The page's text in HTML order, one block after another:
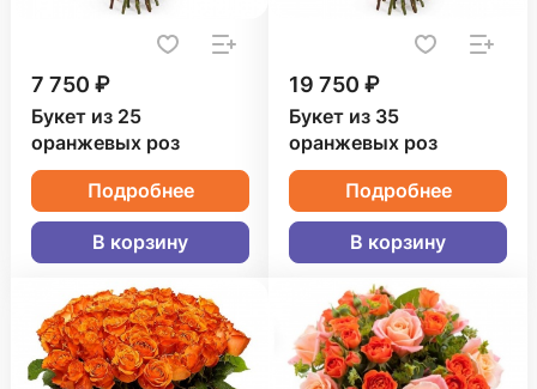
7 750 ₽
Букет из 25
оранжевых роз
Подробнее
В корзину
19 750 ₽
Букет из 35
оранжевых роз
Подробнее
В корзину